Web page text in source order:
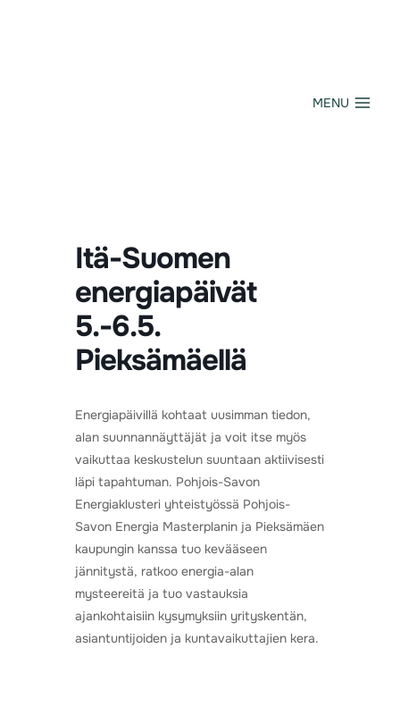
MENU
Itä-Suomen
energiapäivät
5.-6.5.
Pieksämäellä
Energiapäivillä kohtaat uusimman tiedon,
alan suunnannäyttäjät ja voit itse myös
vaikuttaa keskustelun suuntaan aktiivisesti
läpi tapahtuman. Pohjois-Savon
Energiaklusteri yhteistyössä Pohjois-
Savon Energia Masterplanin ja Pieksämäen
kaupungin kanssa tuo kevääseen
jännitystä, ratkoo energia-alan
mysteereitä ja tuo vastauksia
ajankohtaisiin kysymyksiin yrityskentän,
asiantuntijoiden ja kuntavaikuttajien kera.